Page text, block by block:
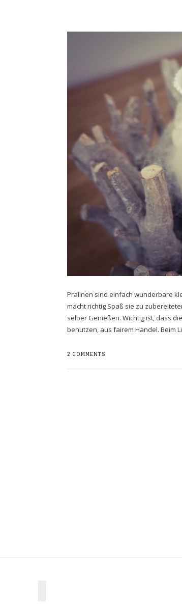
Pralinen sind einfach wunderbare
macht richtig Spaß sie zu
selber Genießen. Wichtig ist, dass
benutzen, aus fairem Handel. Beim
2 COMMENTS